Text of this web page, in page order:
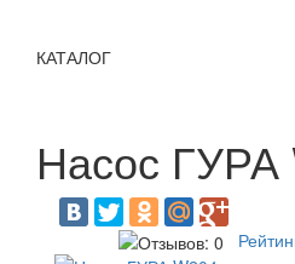
КАТАЛОГ
Насос ГУРА